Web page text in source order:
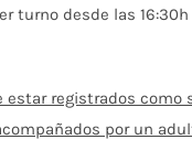
turno desde las
registrados como
por un